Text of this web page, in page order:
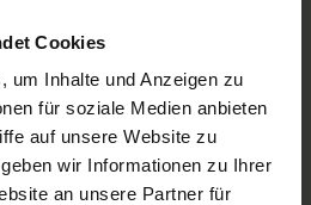
Cookies
um Inhalte und Anzeigen zu
für soziale Medien anbieten
auf unsere Website zu
wir Informationen zu Ihrer
an unsere Partner für
Danke!
laden